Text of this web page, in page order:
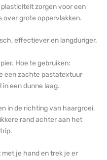
zorgen voor een
over grote oppervlakken.
effectiever en langduriger.
Hoe te gebruiken:
een zachte pastatextuur
een dunne laag.
in de richting van haargroei.
rand achter aan het
je hand en trek je er